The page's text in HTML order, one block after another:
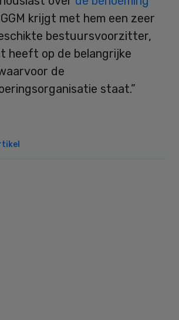
krijgt met hem een zeer
bestuursvoorzitter,
heeft op de belangrijke
de
staat.”